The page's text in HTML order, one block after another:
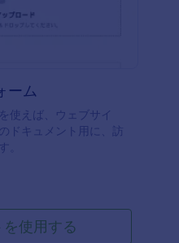
ーム
使えば、ウェブサイ
ドキュメント用に、訪
。
使用する